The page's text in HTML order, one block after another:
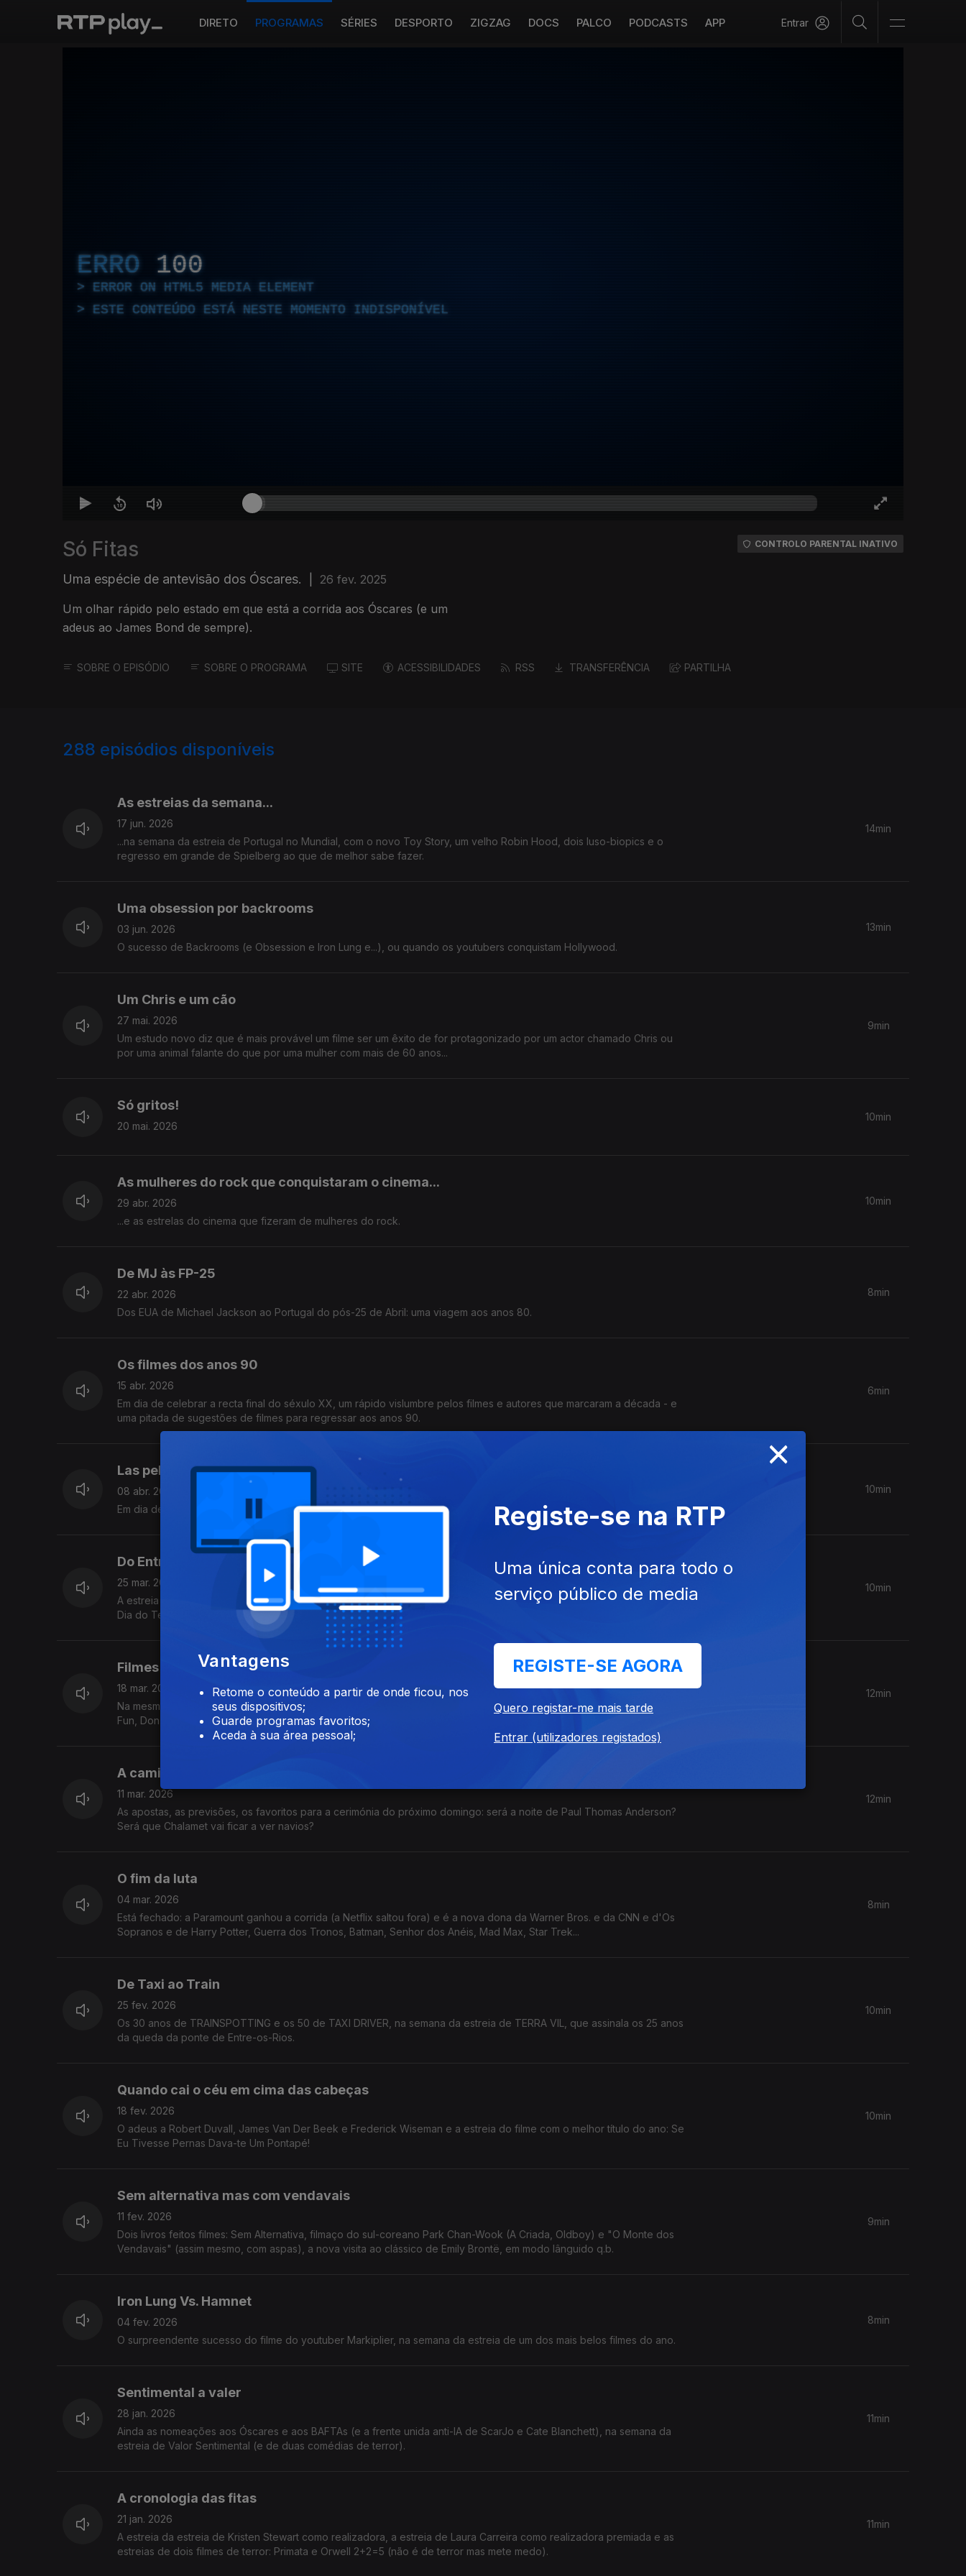
DIRETO PROGRAMAS SÉRIES DESPORTO ZIGZAG DOCS PALCO PODCASTS APP Entrar
ERRO 100
ERROR ON HTML5 MEDIA ELEMENT
ESTE CONTEÚDO ESTÁ NESTE MOMENTO INDISPONÍVEL
Só Fitas
Uma espécie de antevisão dos Óscares. 26 fev. 2025
Um olhar rápido pelo estado em que está a corrida aos Óscares (e um
adeus ao James Bond de sempre).
CONTROLO PARENTAL INATIVO
SOBRE O EPISÓDIO SOBRE O PROGRAMA SITE ACESSIBILIDADES RSS TRANSFERÊNCIA PARTILHA
288 episódios disponíveis
As estreias da semana...
17 jun. 2026
...na semana da estreia de Portugal no Mundial, com o novo Toy Story, um velho Robin Hood, dois luso-biopics e o
regresso em grande de Spielberg ao que de melhor sabe fazer.
14min
Uma obsession por backrooms
03 jun. 2026
O sucesso de Backrooms (e Obsession e Iron Lung e...), ou quando os youtubers conquistam Hollywood.
13min
Um Chris e um cão
27 mai. 2026
Um estudo novo diz que é mais provável um filme ser um êxito de for protagonizado por um actor chamado Chris ou
por uma animal falante do que por uma mulher com mais de 60 anos...
9min
Só gritos!
20 mai. 2026
10min
As mulheres do rock que conquistaram o cinema...
29 abr. 2026
...e as estrelas do cinema que fizeram de mulheres do rock.
10min
De MJ às FP-25
22 abr. 2026
Dos EUA de Michael Jackson ao Portugal do pós-25 de Abril: uma viagem aos anos 80.
8min
Os filmes dos anos 90
15 abr. 2026
Em dia de celebrar a recta final do séxulo XX, um rápido vislumbre pelos filmes e autores que marcaram a década - e
uma pitada de sugestões de filmes para regressar aos anos 90.
6min
Las peliculas de Rosalía
08 abr. 2026
Em dia de concerto em Lisboa, revelamos os filmes preferidos (e o filme mais odiado) de Rosalía.
10min
Do Entroncamento ao teatro
25 mar. 2026
A estreia de Entroncamento, o novo de Pedro Cabeleira e um dos grande filmes portugueses do ano, na véspera do
Dia do Teatro.
10min
Filmes para o dia do Pai
18 mar. 2026
Na mesma semana, a estreia de dois dos filmes sci-fi mais esperados do ano (Projecto Hail Mary e Good Luck, Have
Fun, Don't Die), mesmo a tempo do dia do Pai.
12min
A caminho dos Óscares
11 mar. 2026
As apostas, as previsões, os favoritos para a cerimónia do próximo domingo: será a noite de Paul Thomas Anderson?
Será que Chalamet vai ficar a ver navios?
12min
O fim da luta
04 mar. 2026
Está fechado: a Paramount ganhou a corrida (a Netflix saltou fora) e é a nova dona da Warner Bros. e da CNN e d'Os
Sopranos e de Harry Potter, Guerra dos Tronos, Batman, Senhor dos Anéis, Mad Max, Star Trek...
8min
De Taxi ao Train
25 fev. 2026
Os 30 anos de TRAINSPOTTING e os 50 de TAXI DRIVER, na semana da estreia de TERRA VIL, que assinala os 25 anos
da queda da ponte de Entre-os-Rios.
10min
Quando cai o céu em cima das cabeças
18 fev. 2026
O adeus a Robert Duvall, James Van Der Beek e Frederick Wiseman e a estreia do filme com o melhor título do ano: Se
Eu Tivesse Pernas Dava-te Um Pontapé!
10min
Sem alternativa mas com vendavais
11 fev. 2026
Dois livros feitos filmes: Sem Alternativa, filmaço do sul-coreano Park Chan-Wook (A Criada, Oldboy) e "O Monte dos
Vendavais" (assim mesmo, com aspas), a nova visita ao clássico de Emily Brontë, em modo lânguido q.b.
9min
Iron Lung Vs. Hamnet
04 fev. 2026
O surpreendente sucesso do filme do youtuber Markiplier, na semana da estreia de um dos mais belos filmes do ano.
8min
Sentimental a valer
28 jan. 2026
Ainda as nomeações aos Óscares e aos BAFTAs (e a frente unida anti-IA de ScarJo e Cate Blanchett), na semana da
estreia de Valor Sentimental (e de duas comédias de terror).
11min
A cronologia das fitas
21 jan. 2026
A estreia da estreia de Kristen Stewart como realizadora, a estreia de Laura Carreira como realizadora premiada e as
estreias de dois filmes de terror: Primata e Orwell 2+2=5 (não é de terror mas mete medo).
11min
×
Vantagens
Retome o conteúdo a partir de onde ficou, nos
seus dispositivos;
Guarde programas favoritos;
Aceda à sua área pessoal;
Registe-se na RTP
Uma única conta para todo o
serviço público de media
REGISTE-SE AGORA
Quero registar-me mais tarde
Entrar (utilizadores registados)